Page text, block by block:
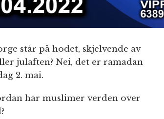
står på hodet, skjelvende av
julaften? Nei, det er ramadan
2. mai.
har muslimer verden over